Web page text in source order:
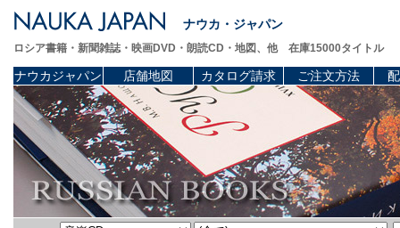
ナウカ・ジャパン
ロシア書籍・新聞雑誌・映画DVD・朗読CD・地図、他 在庫15000タイトル
ナウカジャパン 店舗地図 カタログ請求 ご注文方法